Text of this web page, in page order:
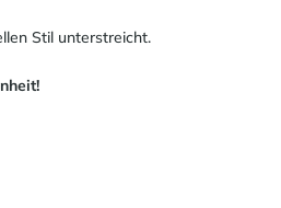
Stil unterstreicht.